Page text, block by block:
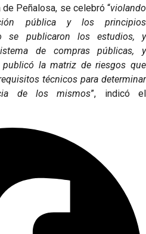
Peñalosa, se celebró “violando
pública y los principios
se publicaron los estudios, y
de compras públicas, y
la matriz de riesgos que
técnicos para determinar
de los mismos”, indicó el